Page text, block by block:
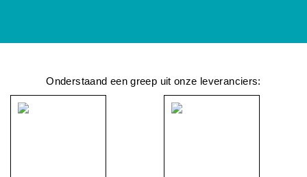
Onderstaand een greep uit onze leveranciers: